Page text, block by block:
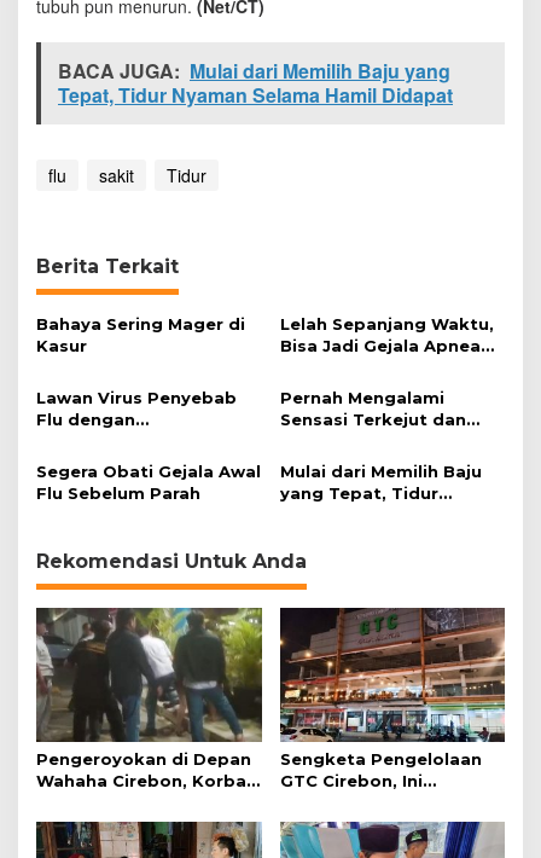
tubuh pun menurun. (Net/CT)
BACA JUGA: Mulai dari Memilih Baju yang
Tepat, Tidur Nyaman Selama Hamil Didapat
flu sakit Tidur
Berita Terkait
Bahaya Sering Mager di
Kasur
Lelah Sepanjang Waktu,
Bisa Jadi Gejala Apnea
Lawan Virus Penyebab
Flu dengan
Pernah Mengalami
Sensasi Terkejut dan
Segera Obati Gejala Awal
Flu Sebelum Parah
Mulai dari Memilih Baju
yang Tepat, Tidur
Rekomendasi Untuk Anda
Pengeroyokan di Depan
Wahaha Cirebon, Korban
Polisi
Sengketa Pengelolaan
GTC Cirebon, Ini
Simanjuntak